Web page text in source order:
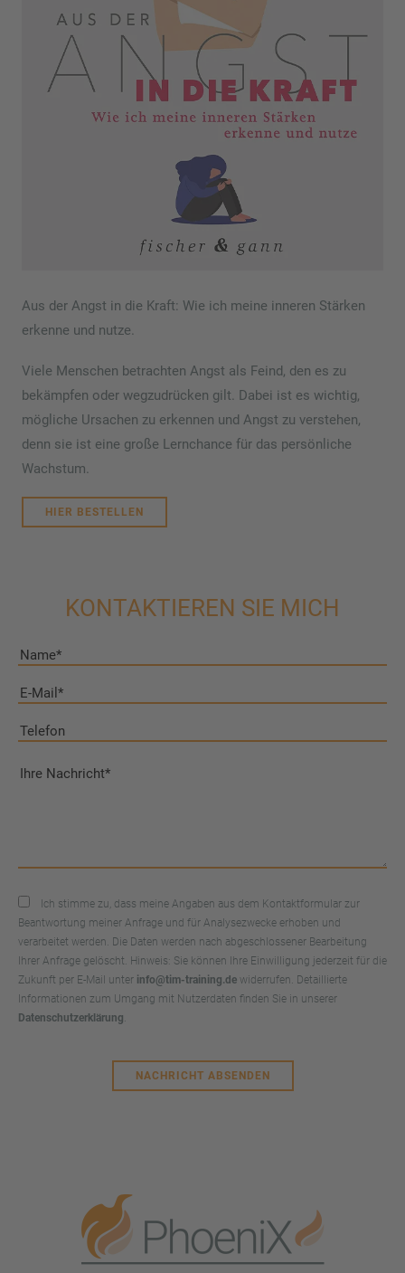
Aus der Angst in die Kraft: Wie ich meine inneren Stärken
erkenne und nutze.
Viele Menschen betrachten Angst als Feind, den es zu
bekämpfen oder wegzudrücken gilt. Dabei ist es wichtig,
mögliche Ursachen zu erkennen und Angst zu verstehen,
denn sie ist eine große Lernchance für das persönliche
Wachstum.
HIER BESTELLEN
KONTAKTIEREN SIE MICH
Ich stimme zu, dass meine Angaben aus dem Kontaktformular zur
Beantwortung meiner Anfrage und für Analysezwecke erhoben und
verarbeitet werden. Die Daten werden nach abgeschlossener Bearbeitung
Ihrer Anfrage gelöscht. Hinweis: Sie können Ihre Einwilligung jederzeit für die
Zukunft per E-Mail unter info@tim-training.de widerrufen. Detaillierte
Informationen zum Umgang mit Nutzerdaten finden Sie in unserer
Datenschutzerklärung.
NACHRICHT ABSENDEN